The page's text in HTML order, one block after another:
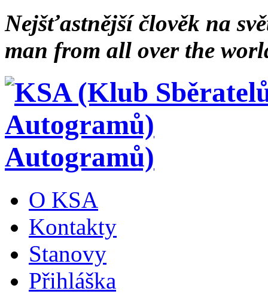
Nejšťastnější člověk na
man from all over the
Autogramů)
O KSA
Kontakty
Stanovy
Přihláška